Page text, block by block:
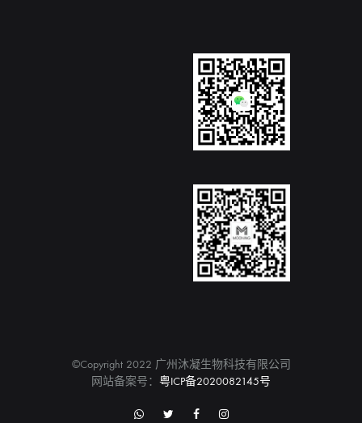
©Copyright 2022 广州沐凝生物科技有限公司
网站备案号： 粤ICP备2020082145号
WhatsAppTwitterFacebookInstagram